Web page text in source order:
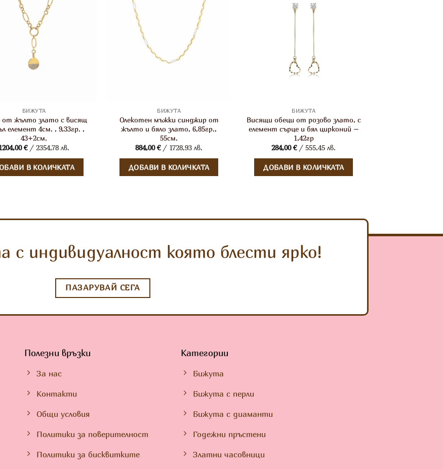
БИЖУТА
от жълто злато с висящ
елемент 4см. , 9,33гр. ,
43+2см.
€/ 2354,78 лв.
В КОЛИЧКАТА
БИЖУТА
Олекотен мъжки синджир от
жълто и бяло злато, 6,85гр.,
55см.
884,00€/ 1728,93 лв.
ДОБАВИ В КОЛИЧКАТА
БИЖУТА
Висящи обеци от розово злато, с
елемент сърце и бял цирконий –
1,42гр
284,00€/ 555,45 лв.
ДОБАВИ В КОЛИЧКАТА
с индивидуалност която блести ярко!
ПАЗАРУВАЙ СЕГА
Полезни връзки
За нас
Контакти
Общи условия
Политики за поверителност
Политики за бисквитките
Категории
Бижута
Бижута с перли
Бижута с диаманти
Годежни пръстени
Златни часовници